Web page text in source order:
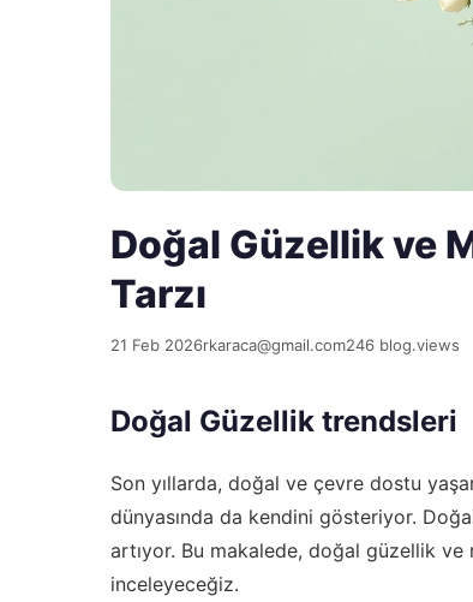
Doğal Güzellik ve
Tarzı
21 Feb 2026rkaraca@gmail.com246 blog.views
Doğal Güzellik trendsleri
Son yıllarda, doğal ve çevre dostu
dünyasında da kendini gösteriyor.
artıyor. Bu makalede, doğal güzellik ve
inceleyeceğiz.